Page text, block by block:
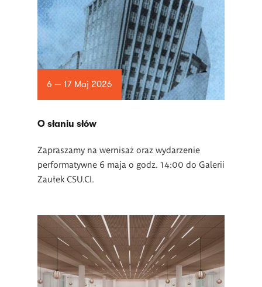
6 — 17 Maj 2026
O słaniu słów
Zapraszamy na wernisaż oraz wydarzenie
performatywne 6 maja o godz. 14:00 do Galerii
Zaułek CSU.CI.